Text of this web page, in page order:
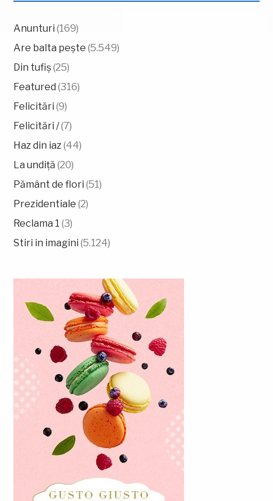
Anunturi (169)
Are balta pește (5.549)
Din tufiș(25)
Featured (316)
Felicitări (9)
Felicitări /(7)
Haz din iaz(44)
La undiță (20)
Pământ de flori (51)
Prezidentiale (2)
Reclama 1 (3)
Stiri in imagini (5.124)